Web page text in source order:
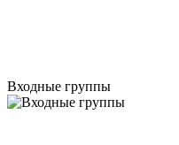
Входные группы